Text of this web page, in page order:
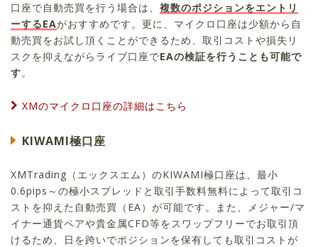
口座で自動売買を行う場合は、 複数のポジションをエントリ
ーするEAがおすすめです。更に、マイクロ口座は少額から自
動売買をお試し頂くことができるため、取引コストや損失リ
スクを抑えながらライブ口座でEAの検証を行うことも可能で
す。
XMのマイクロ口座の詳細はこちら
KIWAMI極口座
XMTrading（エックスエム）のKIWAMI極口座は、最小
0.6pips～の極小スプレッドと取引手数料無料によって取引コ
ストを抑えた自動売買（EA）が可能です。また、メジャー/マ
イナー通貨ペアや貴金属CFD等をスワップフリーでお取引頂
けるため、日を跨いでポジションを保有しても取引コストが